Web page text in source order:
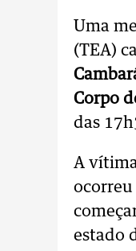
Uma
(TEA)
Corpo
das
A
ocorreu
estado